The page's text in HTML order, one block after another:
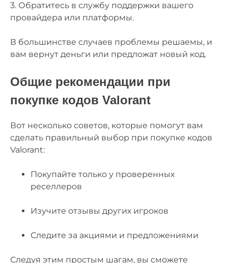
3. Обратитесь в службу поддержки вашего
провайдера или платформы.
В большинстве случаев проблемы решаемы, и
вам вернут деньги или предложат новый код.
Общие рекомендации при
покупке кодов Valorant
Вот несколько советов, которые помогут вам
сделать правильный выбор при покупке кодов
Valorant:
Покупайте только у проверенных
реселлеров
Изучите отзывы других игроков
Следите за акциями и предложениями
Следуя этим простым шагам, вы сможете